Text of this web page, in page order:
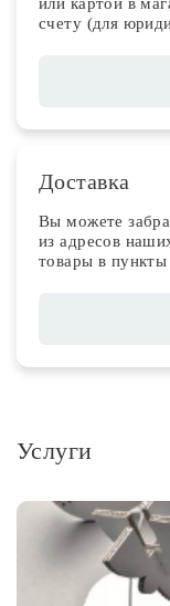
счету (для
Доставка
Вы можете
из адресов
товары в
Услуги